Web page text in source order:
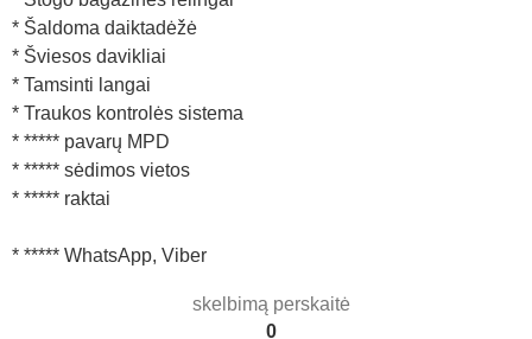
* Šaldoma daiktadėžė
* Šviesos davikliai
* Tamsinti langai
* Traukos kontrolės sistema
* ***** pavarų MPD
* ***** sėdimos vietos
* ***** raktai
* ***** WhatsApp, Viber
skelbimą perskaitė
0